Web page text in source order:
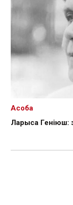
Ларыса Геніюш:
Асоба